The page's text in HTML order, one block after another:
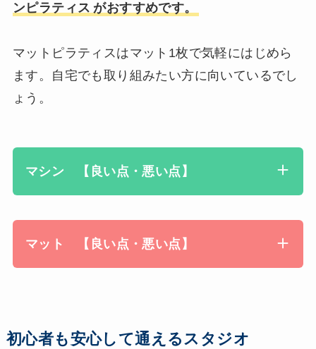
ンピラテ ィス がおすすめです。
マットピラティスはマット1枚で気軽にはじめら
ます。自宅でも取り組みたい方に向いているでし
ょう。
マシン 【良い点・悪い点】
マット 【良い点・悪い点】
初心者も安心して通えるスタジオ